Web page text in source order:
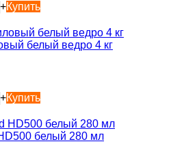
+Купить
белый ведро 4 кг
+Купить
белый 280 мл